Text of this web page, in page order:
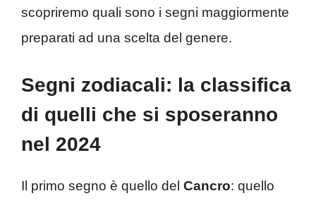
scopriremo quali sono i segni maggiormente
preparati ad una scelta del genere.
Segni zodiacali: la classifica
di quelli che si sposeranno
nel 2024
Il primo segno è quello del Cancro: quello